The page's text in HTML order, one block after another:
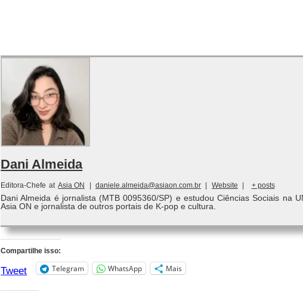
Dani Almeida
Editora-Chefe at Asia ON daniele.almeida@asiaon.com.br Website + posts
Dani Almeida é jornalista (MTB 0095360/SP) e estudou Ciências Sociais na
Asia ON e jornalista de outros portais de K-pop e cultura.
Compartilhe isso:
Tweet Telegram WhatsApp Mais